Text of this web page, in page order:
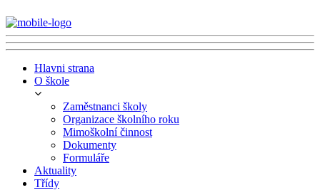
Hlavni strana
O škole
Zaměstnanci školy
Organizace školního roku
Mimoškolní činnost
Dokumenty
Formuláře
Aktuality
Třídy